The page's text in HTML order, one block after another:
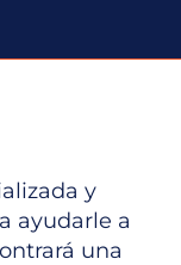
y
ayudarle a
una